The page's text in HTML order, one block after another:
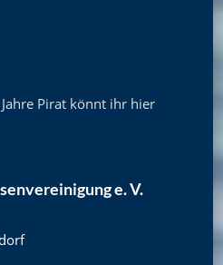
Pirat könnt ihr hier
e. V.